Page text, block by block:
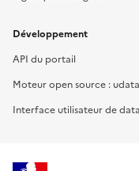
Développement
API du portail
Moteur open source : udata
Interface utilisateur de